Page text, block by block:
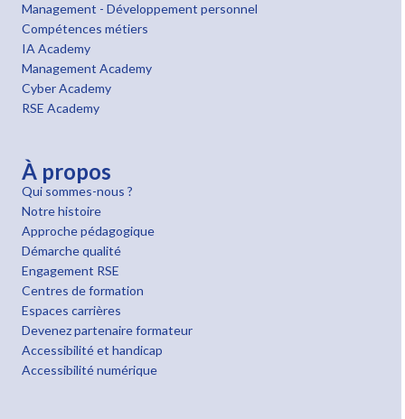
Management - Développement personnel
Compétences métiers
IA Academy
Management Academy
Cyber Academy
RSE Academy
À propos
Qui sommes-nous ?
Notre histoire
Approche pédagogique
Démarche qualité
Engagement RSE
Centres de formation
Espaces carrières
Devenez partenaire formateur
Accessibilité et handicap
Accessibilité numérique